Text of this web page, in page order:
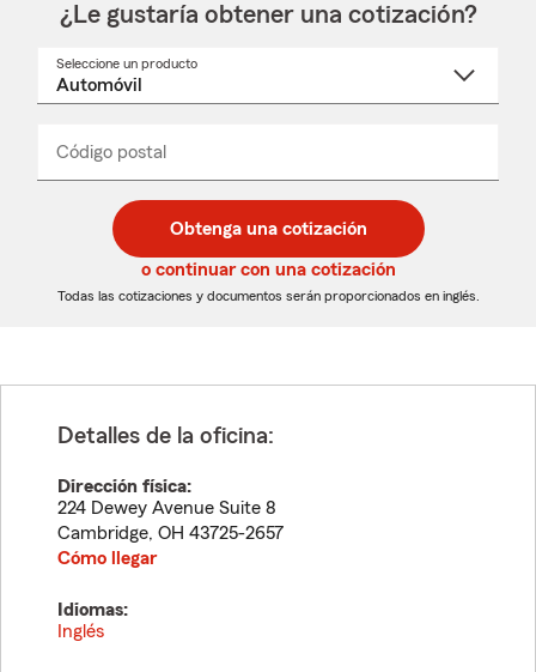
¿Le gustaría obtener una cotización?
Seleccione un producto
desplegable
Código postal
de
5
dígitos
de
5
dígitos
_____
Obtenga una cotización
o continuar con una cotización
Todas las cotizaciones y documentos serán proporcionados en inglés.
Detalles de la oficina:
Dirección física:
224 Dewey Avenue Suite 8
Cambridge, OH 43725-2657
Cómo llegar
Idiomas:
Inglés